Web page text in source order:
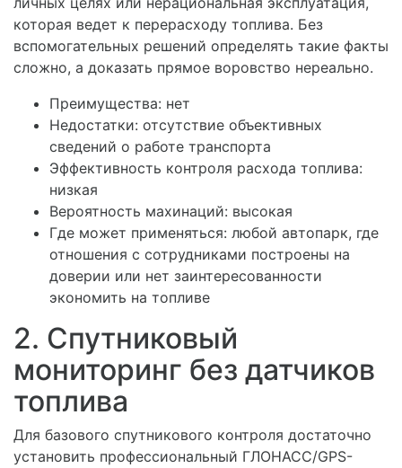
которая ведет к перерасходу топлива. Без
вспомогательных решений определять такие факты
сложно, а доказать прямое воровство нереально.
Преимущества: нет
Недостатки: отсутствие объективных
сведений о работе транспорта
Эффективность контроля расхода топлива:
низкая
Вероятность махинаций: высокая
Где может применяться: любой автопарк, где
отношения с сотрудниками построены на
доверии или нет заинтересованности
экономить на топливе
2. Спутниковый
мониторинг без датчиков
топлива
Для базового спутникового контроля достаточно
установить профессиональный ГЛОНАСС/GPS-